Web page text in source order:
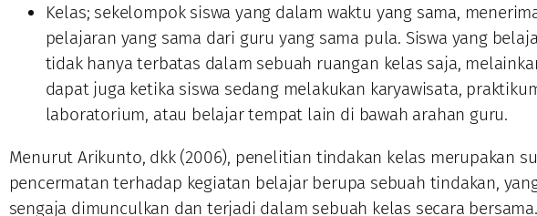
Kelas; sekelompok siswa yang dalam waktu yang sama,
pelajaran yang sama dari guru yang sama pula. Siswa yang
tidak hanya terbatas dalam sebuah ruangan kelas saja,
dapat juga ketika siswa sedang melakukan karyawisata,
laboratorium, atau belajar tempat lain di bawah arahan guru.
Menurut Arikunto, dkk (2006), penelitian tindakan kelas merupakan
pencermatan terhadap kegiatan belajar berupa sebuah tindakan,
sengaja dimunculkan dan terjadi dalam sebuah kelas secara bersama.